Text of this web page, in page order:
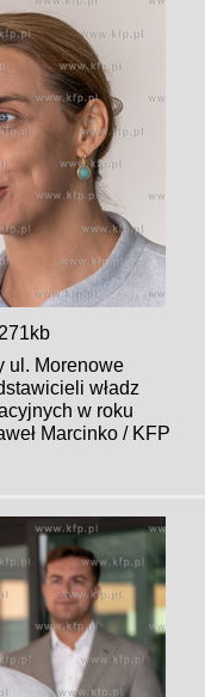
ul. Morenowe
władz
w roku
Marcinko / KFP